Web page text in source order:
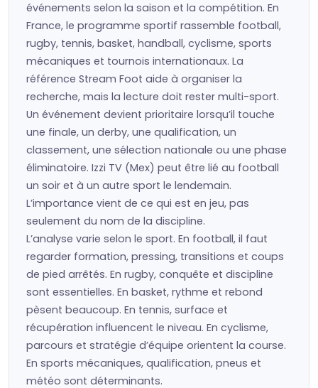
événements selon la saison et la compétition. En
France, le programme sportif rassemble football,
rugby, tennis, basket, handball, cyclisme, sports
mécaniques et tournois internationaux. La
référence Stream Foot aide à organiser la
recherche, mais la lecture doit rester multi-sport.
Un événement devient prioritaire lorsqu’il touche
une finale, un derby, une qualification, un
classement, une sélection nationale ou une phase
éliminatoire. Izzi TV (Mex) peut être lié au football
un soir et à un autre sport le lendemain.
L’importance vient de ce qui est en jeu, pas
seulement du nom de la discipline.
L’analyse varie selon le sport. En football, il faut
regarder formation, pressing, transitions et coups
de pied arrêtés. En rugby, conquête et discipline
sont essentielles. En basket, rythme et rebond
pèsent beaucoup. En tennis, surface et
récupération influencent le niveau. En cyclisme,
parcours et stratégie d’équipe orientent la course.
En sports mécaniques, qualification, pneus et
météo sont déterminants.